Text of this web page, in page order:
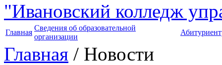
"Ивановский колледж
Главная
Сведения об образовательной
организации
Главная / Новости